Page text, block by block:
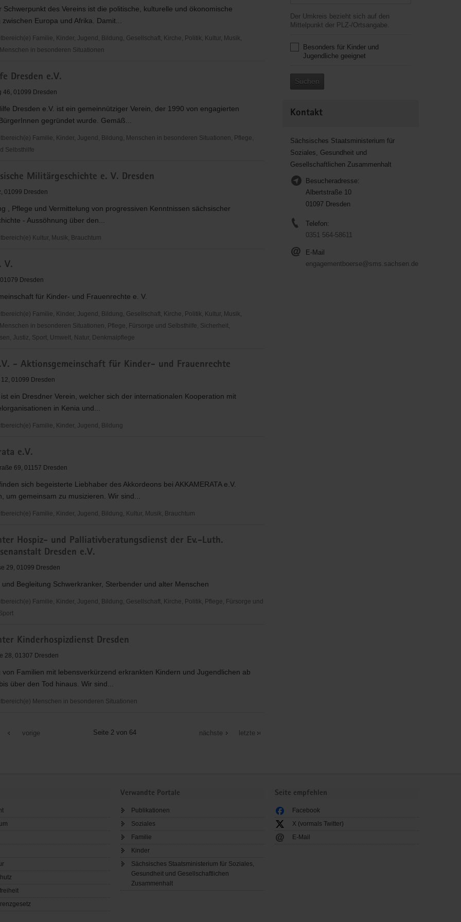
Schwerpunkt des Vereins ist die politische, kulturelle und ökonomische
Europa und Afrika. Damit...
Familie, Kinder, Jugend, Bildung, Gesellschaft, Kirche, Politik, Kultur, Musik,
in besonderen Situationen
Dresden e.V.
46, 01099 Dresden
Dresden e.V. ist ein gemeinnütziger Verein, der 1990 von engagierten
gegründet wurde. Gemäß...
Familie, Kinder, Jugend, Bildung, Menschen in besonderen Situationen, Pflege,
Selbsthilfe
Militärgeschichte e. V. Dresden
01099 Dresden
, Pflege und Vermittelung von progressiven Kenntnissen sächsischer
- Aussöhnung über den...
Kultur, Musik, Brauchtum
V.
Dresden
für Kinder- und Frauenrechte e. V.
Familie, Kinder, Jugend, Bildung, Gesellschaft, Kirche, Politik, Kultur, Musik,
in besonderen Situationen, Pflege, Fürsorge und Selbsthilfe, Sicherheit,
Justiz, Sport, Umwelt, Natur, Denkmalpflege
- Aktionsgemeinschaft für Kinder- und Frauenrechte
01099 Dresden
ist ein Dresdner Verein, welcher sich der internationalen Kooperation mit
in Kenia und...
Familie, Kinder, Jugend, Bildung
e.V.
69, 01157 Dresden
sich begeisterte Liebhaber des Akkordeons bei AKKAMERATA e.V.
um gemeinsam zu musizieren. Wir sind...
Familie, Kinder, Jugend, Bildung, Kultur, Musik, Brauchtum
Hospiz- und Palliativberatungsdienst der Ev.-Luth.
Dresden e.V.
29, 01099 Dresden
und Begleitung Schwerkranker, Sterbender und alter Menschen
Familie, Kinder, Jugend, Bildung, Gesellschaft, Kirche, Politik, Pflege, Fürsorge und
Kinderhospizdienst Dresden
28, 01307 Dresden
von Familien mit lebensverkürzend erkrankten Kindern und Jugendlichen ab
über den Tod hinaus. Wir sind...
Menschen in besonderen Situationen
vorige Seite 2 von 64 nächste letzte
Der Umkreis bezieht sich auf den
Mittelpunkt der PLZ-/Ortsangabe.
Besonders für Kinder und
Jugendliche geeignet
Suchen
Kontakt
Sächsisches Staatsministerium für
Soziales, Gesundheit und
Gesellschaftlichen Zusammenhalt
Besucheradresse:
Albertstraße 10
01097 Dresden
Telefon:
0351 564-58611
E-Mail
engagementboerse@sms.sachsen.de
Verwandte Portale
Publikationen
Soziales
Familie
Kinder
Sächsisches Staatsministerium für Soziales,
Gesundheit und Gesellschaftlichen
Zusammenhalt
Seite empfehlen
Facebook
X (vormals Twitter)
E-Mail